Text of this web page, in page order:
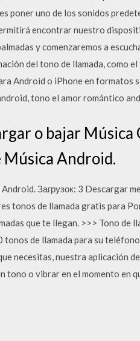
poner uno de los sonidos
encontrar nuestro
y comenzaremos a
del tono de llamada, como
Android o iPhone en formatos
tono el amor romántico
o bajar
Android.
Загрузок: 3 Descargar
tonos de llamada gratis para
que te llegan. >>> Tono
tonos de llamada para su
necesitas, nuestra aplicación
o vibrar en el momento en